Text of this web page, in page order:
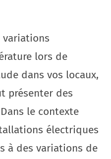
variations
lors de
dans vos locaux,
présenter des
le contexte
électriques
à des variations de